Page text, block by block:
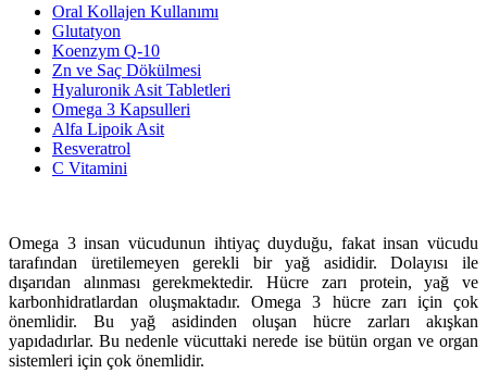
Oral Kollajen Kullanımı
Glutatyon
Koenzym Q-10
Zn ve Saç Dökülmesi
Hyaluronik Asit Tabletleri
Omega 3 Kapsulleri
Alfa Lipoik Asit
Resveratrol
C Vitamini
Omega 3 insan vücudunun ihtiyaç duyduğu, fakat insan vücudu
tarafından üretilemeyen gerekli bir yağ asididir. Dolayısı ile
dışarıdan alınması gerekmektedir. Hücre zarı protein, yağ ve
karbonhidratlardan oluşmaktadır. Omega 3 hücre zarı için çok
önemlidir. Bu yağ asidinden oluşan hücre zarları akışkan
yapıdadırlar. Bu nedenle vücuttaki nerede ise bütün organ ve organ
sistemleri için çok önemlidir.